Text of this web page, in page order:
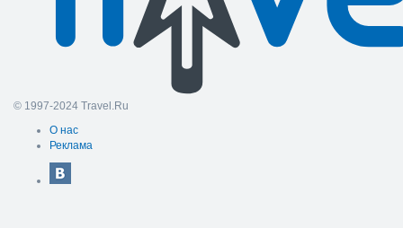
© 1997-2024 Travel.Ru
О нас
Реклама